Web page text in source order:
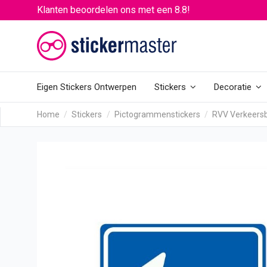
Klanten beoordelen ons met een 8.8!
Eigen Stickers Ontwerpen Stickers Decoratie
Home Stickers Pictogrammenstickers RVV